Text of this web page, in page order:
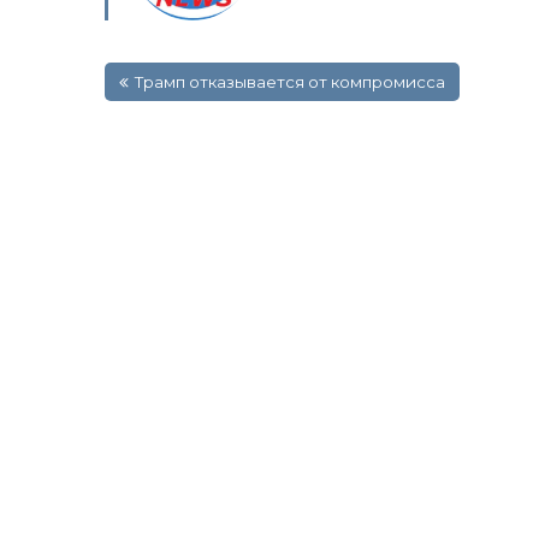
поТрамп отказывается от компромисса